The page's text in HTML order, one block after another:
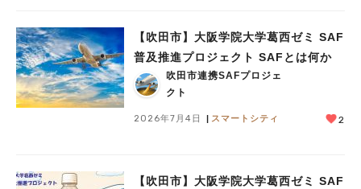
【吹田市】大阪学院大学葛西ゼミ SAF
普及推進プロジェクト SAFとは何か
吹田市連携SAFプロジェ
クト
2026年7月4日 スマートシティ 2
【吹田市】大阪学院大学葛西ゼミ SAF
人気のキーワード
#今週どこいく？#自然とふれあう #ランチ #カフェ
#教えたい／教えて投稿記事#大阪学院大 商品開発プロジェクト
#あなたはどっち？